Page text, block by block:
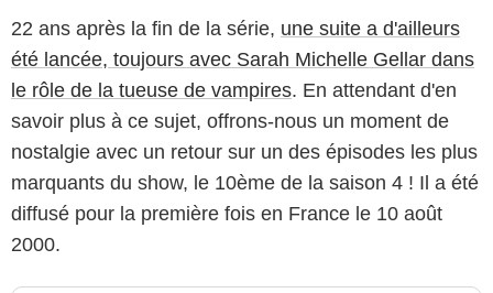
22 ans après la fin de la série, une suite a d'ailleurs
été lancée, toujours avec Sarah Michelle Gellar dans
le rôle de la tueuse de vampires. En attendant d'en
savoir plus à ce sujet, offrons-nous un moment de
nostalgie avec un retour sur un des épisodes les plus
marquants du show, le 10ème de la saison 4 ! Il a été
diffusé pour la première fois en France le 10 août
2000.